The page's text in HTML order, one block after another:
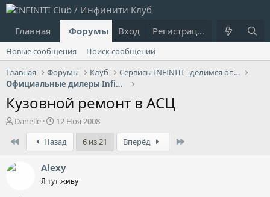
Главная Форумы Что нового?
Вход Регистрация
Новые сообщения
Поиск сообщений
Главная
Форумы Клуб
Сервисы INFINITI - делимся опытом
Официальные дилеры Infiniti
Кузовной ремонт в АСЦ
А
т
р
т
Danelle
Д
а
т
а
н
а
ч
12 Ноя 2008
Назад 6 из 21 Вперёд
Alexy
Я тут живу